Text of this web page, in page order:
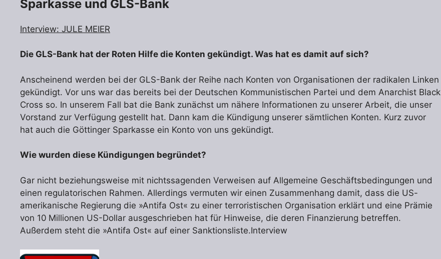
Sparkasse und GLS-Bank
Interview: JULE MEIER
Die GLS-Bank hat der Roten Hilfe die Konten gekündigt. Was hat es damit auf sich?
Anscheinend werden bei der GLS-Bank der Reihe nach Konten von Organisationen der radikalen Linken
gekündigt. Vor uns war das bereits bei der Deutschen Kommunistischen Partei und dem Anarchist Black
Cross so. In unserem Fall bat die Bank zunächst um nähere Informationen zu unserer Arbeit, die unser
Vorstand zur Verfügung gestellt hat. Dann kam die Kündigung unserer sämtlichen Konten. Kurz zuvor
hat auch die Göttinger Sparkasse ein Konto von uns gekündigt.
Wie wurden diese Kündigungen begründet?
Gar nicht beziehungsweise mit nichtssagenden Verweisen auf Allgemeine Geschäftsbedingungen und
einen regulatorischen Rahmen. Allerdings vermuten wir einen Zusammenhang damit, dass die US-
amerikanische Regierung die »Antifa Ost« zu einer terroristischen Organisation erklärt und eine Prämie
von 10 Millionen US-Dollar ausgeschrieben hat für Hinweise, die deren Finanzierung betreffen.
Außerdem steht die »Antifa Ost« auf einer Sanktionsliste.Interview